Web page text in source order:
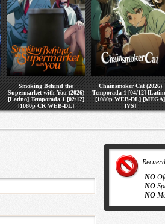
Smoking Behind the
Supermarket with You (2026)
[Latino] Temporada 1 [02/12]
[1080p CR WEB-DL]
[MEGA] [VS]
Chainsmoker Cat (2026)
Temporada 1 [04/12]
[1080p WEB-DL] [MEGA]
[VS]
-NO
-NO
-NO